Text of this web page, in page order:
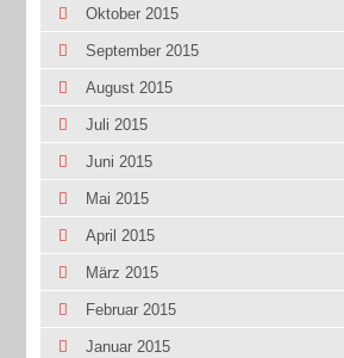
Oktober 2015
September 2015
August 2015
Juli 2015
Juni 2015
Mai 2015
April 2015
März 2015
Februar 2015
Januar 2015